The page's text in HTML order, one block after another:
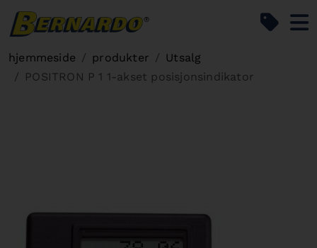
hjemmeside produkter
Utsalg
POSITRON P 1 1-akset posisjonsindikator